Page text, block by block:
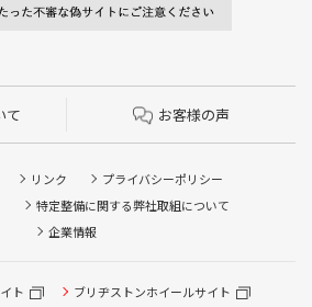
て お客様の声
リンク
プライバシーポリシー
特定整備に関する弊社取組について
企業情報
ト ブリヂストンホイールサイト
検/タイヤ履き替え/オイル交換/その他